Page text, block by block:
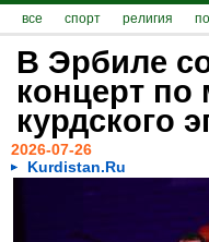
все спорт религия
В Эрбиле
концерт по
курдского
2026-07-26
Kurdistan.Ru